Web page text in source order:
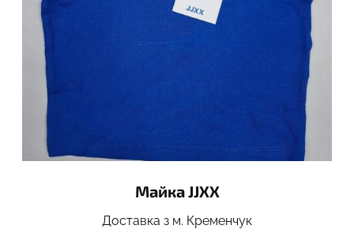
Майка JJXX
Доставка з м. Кременчук